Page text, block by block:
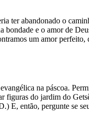
ter abandonado o
e o amor de
um amor perfeito,
na páscoa.
figuras do jardim do
E, então, pergunte se